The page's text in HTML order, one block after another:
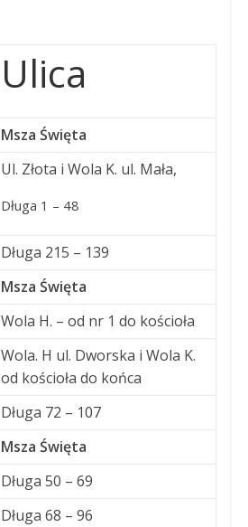
Ulica
Msza Święta
Ul. Złota i Wola K. ul. Mała,
Długa 1 – 48
Długa 215 – 139
Msza Święta
Wola H. – od nr 1 do kościoła
Wola. H ul. Dworska i Wola K.
od kościoła do końca
Długa 72 – 107
Msza Święta
Długa 50 – 69
Długa 68 – 96